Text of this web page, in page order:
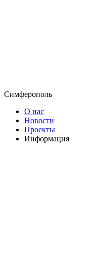
Симферополь
О нас
Новости
Проекты
Информация